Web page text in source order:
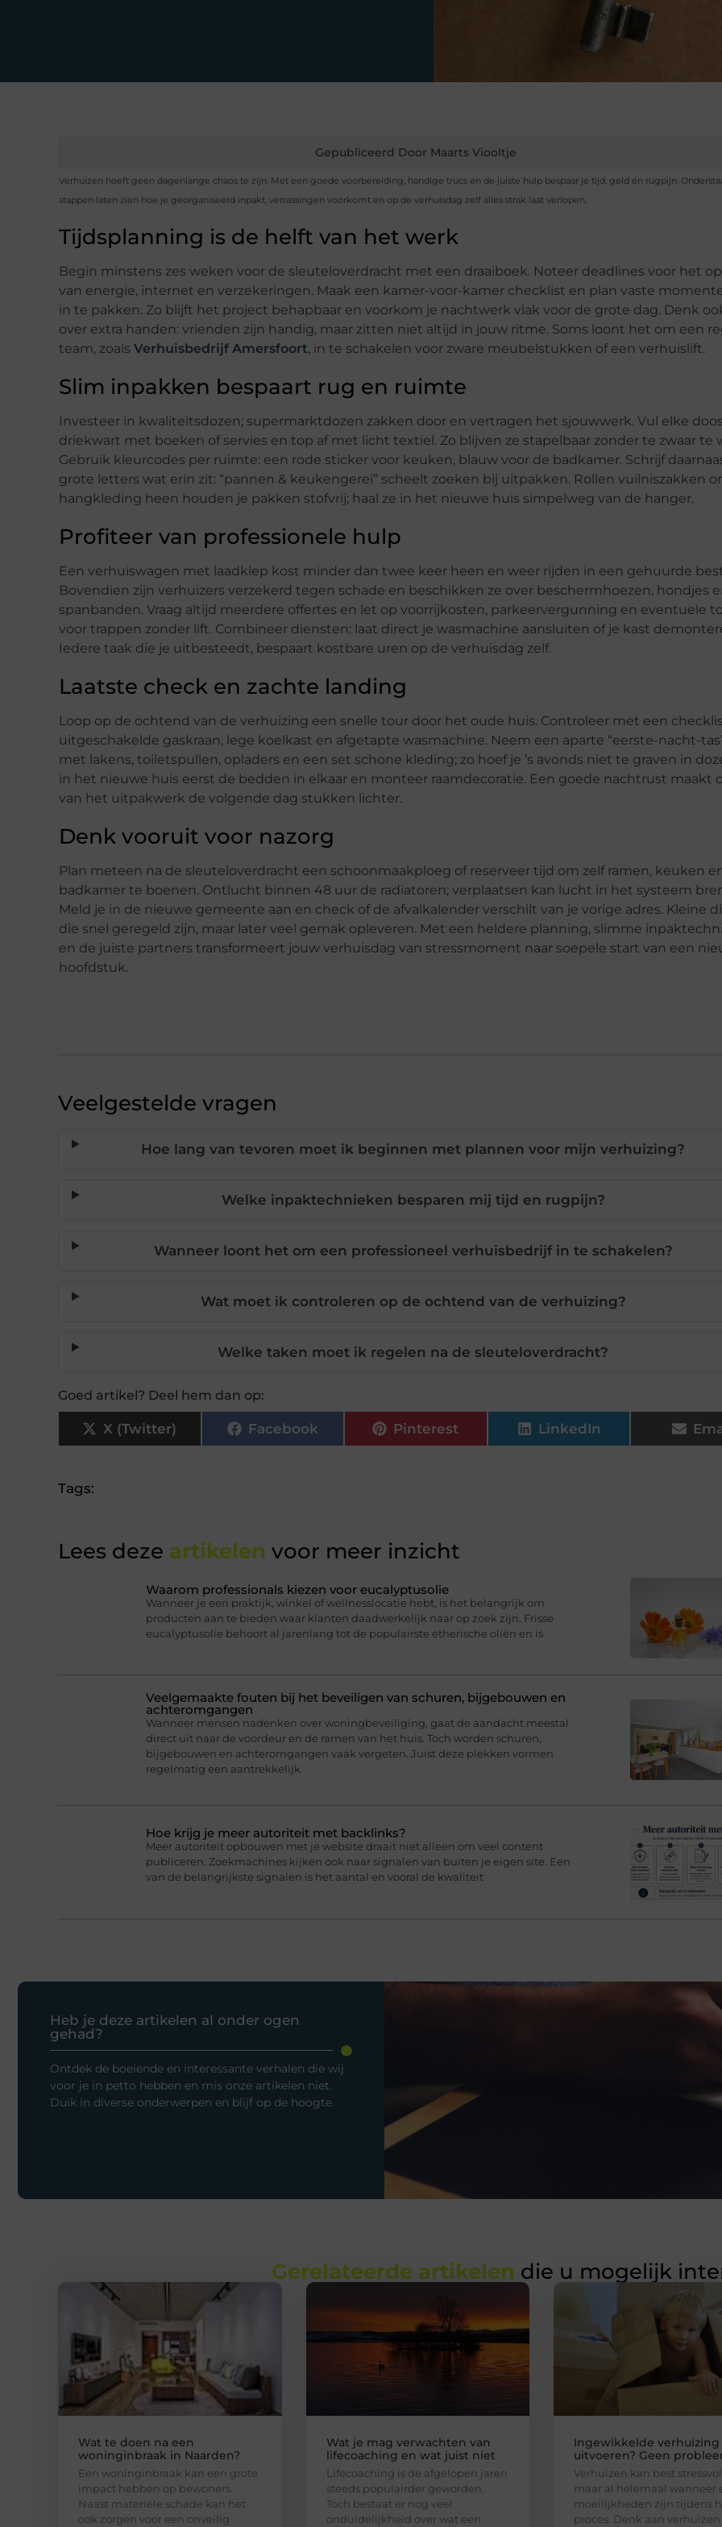
Gepubliceerd Door Maarts Viooltje
Verhuizen hoeft geen dagenlange chaos te zijn. Met een goede voorbereiding, handige trucs en de juiste hulp bespaar je tijd, geld én rugpijn.
stappen laten zien hoe je georganiseerd inpakt, verrassingen voorkomt en op de verhuisdag zelf alles strak laat verlopen.
Tijdsplanning is de helft van het werk
Begin minstens zes weken voor de sleuteloverdracht met een draaiboek. Noteer deadlines voor het
van energie, internet en verzekeringen. Maak een kamer-voor-kamer checklist en plan vaste
in te pakken. Zo blijft het project behapbaar en voorkom je nachtwerk vlak voor de grote dag. Denk
over extra handen: vrienden zijn handig, maar zitten niet altijd in jouw ritme. Soms loont het om een
team, zoals Verhuisbedrijf Amersfoort, in te schakelen voor zware meubelstukken of een verhuislift.
Slim inpakken bespaart rug en ruimte
Investeer in kwaliteitsdozen; supermarktdozen zakken door en vertragen het sjouwwerk. Vul elke
driekwart met boeken of servies en top af met licht textiel. Zo blijven ze stapelbaar zonder te zwaar te
Gebruik kleur­codes per ruimte: een rode sticker voor keuken, blauw voor de badkamer. Schrijf
grote letters wat erin zit: “pannen & keukengerei” scheelt zoeken bij uitpakken. Rollen vuilniszakken
hangkleding heen houden je pakken stofvrij; haal ze in het nieuwe huis simpelweg van de hanger.
Profiteer van professionele hulp
Een verhuiswagen met laadklep kost minder dan twee keer heen en weer rijden in een gehuurde
Bovendien zijn verhuizers verzekerd tegen schade en beschikken ze over beschermhoezen, hondjes
spanbanden. Vraag altijd meerdere offertes en let op voorrijkosten, parkeervergunning en eventuele
voor trappen zonder lift. Combineer diensten: laat direct je wasmachine aansluiten of je kast
Iedere taak die je uitbesteedt, bespaart kostbare uren op de verhuisdag zelf.
Laatste check en zachte landing
Loop op de ochtend van de verhuizing een snelle tour door het oude huis. Controleer met een
uitgeschakelde gaskraan, lege koelkast en afgetapte wasmachine. Neem een aparte “eerste-nacht-
met lakens, toiletspullen, opladers en een set schone kleding; zo hoef je ’s avonds niet te graven in
in het nieuwe huis eerst de bedden in elkaar en monteer raamdecoratie. Een goede nachtrust maakt
van het uitpakwerk de volgende dag stukken lichter.
Denk vooruit voor nazorg
Plan meteen na de sleuteloverdracht een schoonmaakploeg of reserveer tijd om zelf ramen, keuken
badkamer te boenen. Ontlucht binnen 48 uur de radiatoren; verplaatsen kan lucht in het systeem
Meld je in de nieuwe gemeente aan en check of de afvalkalender verschilt van je vorige adres. Kleine
die snel geregeld zijn, maar later veel gemak opleveren. Met een heldere planning, slimme
en de juiste partners transformeert jouw verhuisdag van stressmoment naar soepele start van een
hoofdstuk.
Veelgestelde vragen
Hoe lang van tevoren moet ik beginnen met plannen voor mijn verhuizing?
Welke inpaktechnieken besparen mij tijd en rugpijn?
Wanneer loont het om een professioneel verhuisbedrijf in te schakelen?
Wat moet ik controleren op de ochtend van de verhuizing?
Welke taken moet ik regelen na de sleuteloverdracht?
Goed artikel? Deel hem dan op:
X (Twitter) Facebook Pinterest LinkedIn
Tags:
Lees deze artikelen voor meer inzicht
Waarom professionals kiezen voor eucalyptusolie
Wanneer je een praktijk, winkel of wellnesslocatie hebt, is het belangrijk om
producten aan te bieden waar klanten daadwerkelijk naar op zoek zijn. Frisse
eucalyptusolie behoort al jarenlang tot de populairste etherische oliën en is
Veelgemaakte fouten bij het beveiligen van schuren, bijgebouwen en
achteromgangen
Wanneer mensen nadenken over woningbeveiliging, gaat de aandacht meestal
direct uit naar de voordeur en de ramen van het huis. Toch worden schuren,
bijgebouwen en achteromgangen vaak vergeten. Juist deze plekken vormen
regelmatig een aantrekkelijk
Hoe krijg je meer autoriteit met backlinks?
Meer autoriteit opbouwen met je website draait niet alleen om veel content
publiceren. Zoekmachines kijken ook naar signalen van buiten je eigen site. Een
van de belangrijkste signalen is het aantal en vooral de kwaliteit
Heb je deze artikelen al onder ogen
gehad?
Ontdek de boeiende en interessante verhalen die wij
voor je in petto hebben en mis onze artikelen niet.
Duik in diverse onderwerpen en blijf op de hoogte.
Gerelateerde artikelen die u mogelijk
Wat te doen na een
woninginbraak in Naarden?
Een woninginbraak kan een grote
impact hebben op bewoners.
Naast materiële schade kan het
ook zorgen voor een onveilig
Wat je mag verwachten van
lifecoaching en wat juist niet
Lifecoaching is de afgelopen jaren
steeds populairder geworden.
Toch bestaat er nog veel
onduidelijkheid over wat een
Ingewikkelde verhuizing
uitvoeren? Geen
Verhuizen kan best
maar al helemaal wanneer
moeilijkheden zijn tijdens
proces. Denk aan verhuizen